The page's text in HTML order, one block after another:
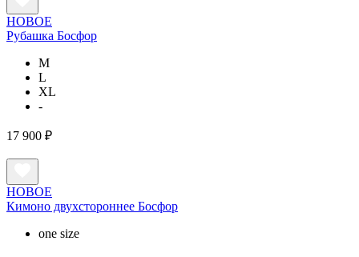
НОВОЕ
Рубашка Босфор
M
L
XL
-
17 900 ₽
НОВОЕ
Кимоно двухстороннее Босфор
one size